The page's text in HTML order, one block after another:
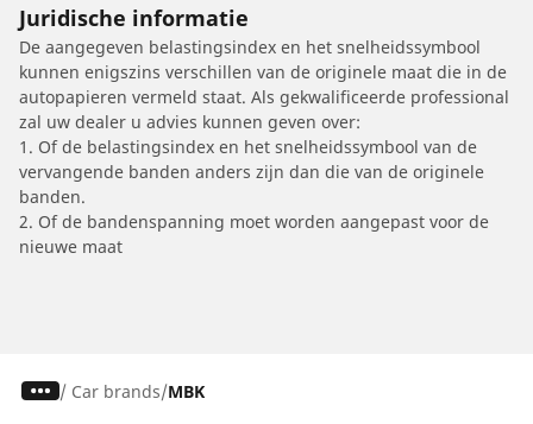
Juridische informatie
De aangegeven belastingsindex en het snelheidssymbool
kunnen enigszins verschillen van de originele maat die in de
autopapieren vermeld staat. Als gekwalificeerde professional
zal uw dealer u advies kunnen geven over:
1. Of de belastingsindex en het snelheidssymbool van de
vervangende banden anders zijn dan die van de originele
banden.
2. Of de bandenspanning moet worden aangepast voor de
nieuwe maat
/ Car brands MBK